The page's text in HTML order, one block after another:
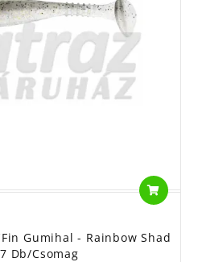
Gumihal - Rainbow Shad
Db/csomag